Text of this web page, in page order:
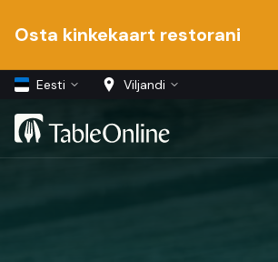
Osta kinkekaart restorani
Eesti Viljandi